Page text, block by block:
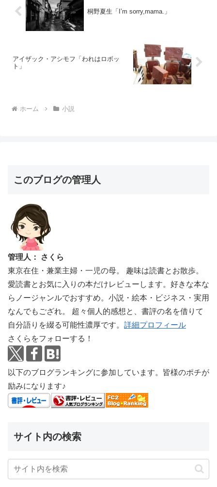
桐野夏生「I’m sorry,mama.」
アイザック・アシモフ「われはロボッ
ト」
ホーム 小説
このブログの管理人
管理人： さくら
東京在住・兼業主婦・一児の母。 趣味は読書とお散歩。
愛読書とお気に入りの本だけレビューします。好きな本な
らノージャンルでおすすめ。小説・絵本・ビジネス・実用
なんでもござれ。 超々個人的感想と、書評の名を借りて
自分語りを綴る可能性濃厚です。 詳細プロフィール
さくらをフォローする！
以下のブログランキングに参加しています。皆様のポチが
励みになります♪
サイト内の検索